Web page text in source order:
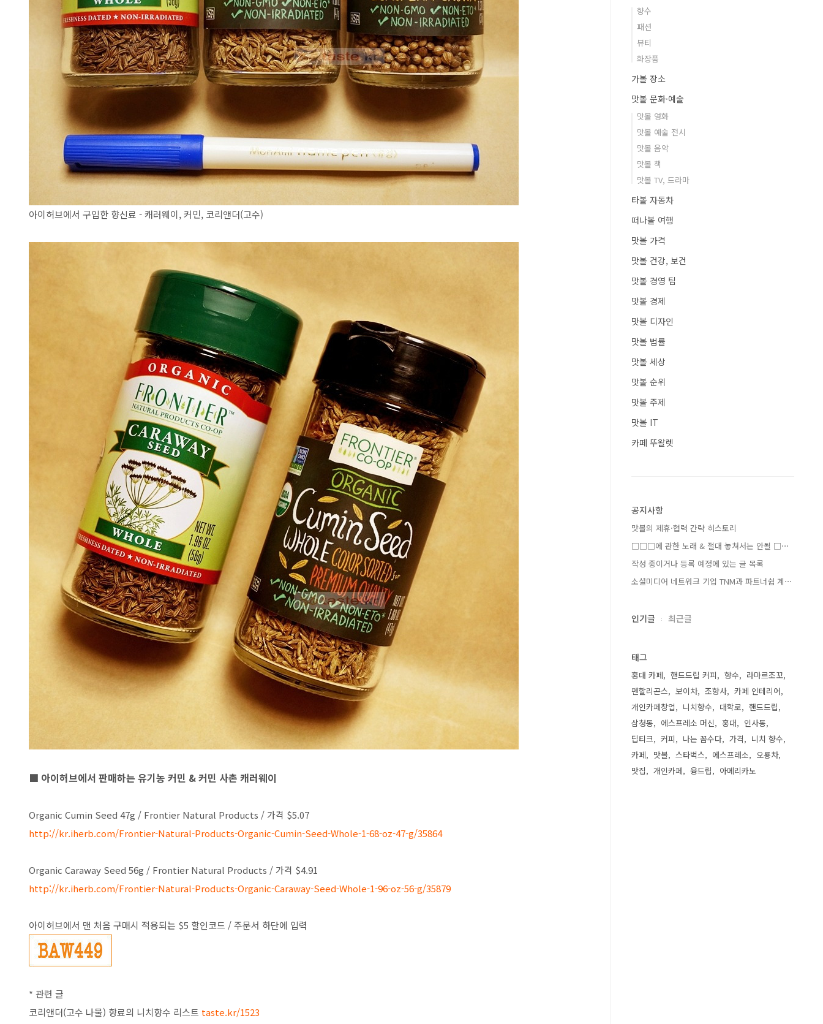
아이허브에서 구입한 향신료 - 캐러웨이, 커민, 코리앤더(고수)
■ 아이허브에서 판매하는 유기농 커민 & 커민 사촌 캐러웨이
Organic Cumin Seed 47g / Frontier Natural Products / 가격 $5.07
http://kr.iherb.com/Frontier-Natural-Products-Organic-Cumin-Seed-Whole-1-68-oz-47-g/35864
Organic Caraway Seed 56g / Frontier Natural Products / 가격 $4.91
http://kr.iherb.com/Frontier-Natural-Products-Organic-Caraway-Seed-Whole-1-96-oz-56-g/35879
아이허브에서 맨 처음 구매시 적용되는 $5 할인코드 / 주문서 하단에 입력
* 관련 글
코리앤더(고수 나물) 향료의 니치향수 리스트 taste.kr/1523
향수
패션
뷰티
화장품
가볼 장소
맛볼 문화·예술
맛볼 영화
맛볼 예술 전시
맛볼 음악
맛볼 책
맛볼 TV, 드라마
타볼 자동차
떠나볼 여행
맛볼 가격
맛볼 건강, 보건
맛볼 경영 팁
맛볼 경제
맛볼 디자인
맛볼 법률
맛볼 세상
맛볼 순위
맛볼 주제
맛볼 IT
카페 뚜왈렛
공지사항
맛볼의 제휴·협력 간략 히스토리
□□□에 관한 노래 & 절대 놓쳐서는 안될 □⋯
작성 중이거나 등록 예정에 있는 글 목록
소셜미디어 네트워크 기업 TNM과 파트너쉽 계⋯
인기글 최근글
태그
홍대 카페 핸드드립 커피 향수
라마르조꼬
펜할리곤스
보이차 조향사
카페 인테리어
개인카페창업
니치향수 대학로
핸드드립
삼청동
에스프레소 머신 홍대
인사동
딥티크
커피 나는 꼼수다 가격
니치 향수
카페
맛볼 스타벅스 에스프레소
오룡차
맛집
개인카페 융드립 아메리카노